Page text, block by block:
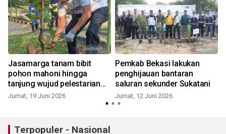
Jasamarga tanam bibit
pohon mahoni hingga
tanjung wujud pelestarian
lingkungan
Jumat, 19 Juni 2026
Pemkab Bekasi lakukan
penghijauan bantaran
saluran sekunder Sukatani
Jumat, 12 Juni 2026
Terpopuler - Nasional